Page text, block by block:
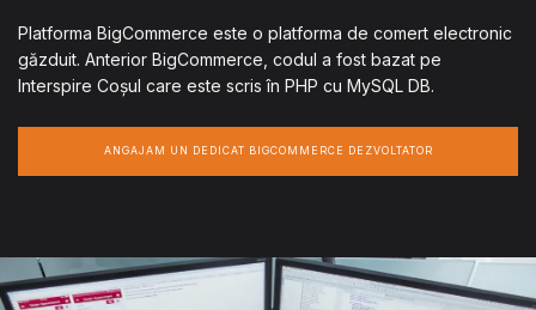
Platforma BigCommerce este o platforma de comert electronic
găzduit. Anterior BigCommerce, codul a fost bazat pe
Interspire Coșul care este scris în PHP cu MySQL DB.
ANGAJAM UN DEDICAT BIGCOMMERCE DEZVOLTATOR